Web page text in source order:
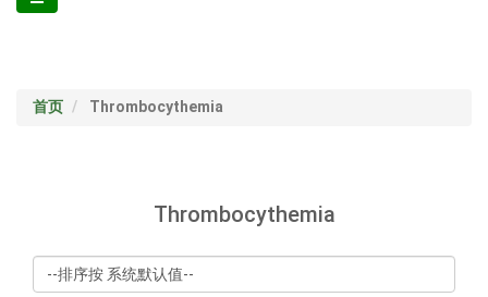
首页 Thrombocythemia
Thrombocythemia